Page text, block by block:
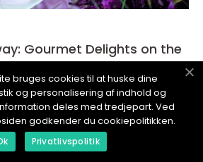
Gourmet Delights on the
bruges cookies til at huske dine
og personalisering af indhold og
deles med tredjepart. Ved
godkender du cookiepolitikken.
Privatlivspolitik